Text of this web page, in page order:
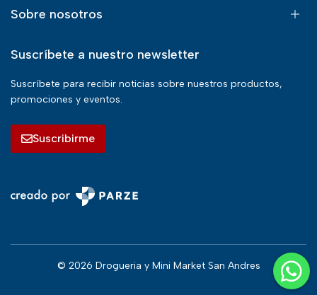
Sobre nosotros
Suscríbete a nuestro newsletter
Suscríbete para recibir noticias sobre nuestros productos,
promociones y eventos.
Suscribirme
© 2026 Drogueria y Mini Market San Andres